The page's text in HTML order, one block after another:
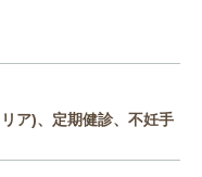
ア)、定期健診、不妊手